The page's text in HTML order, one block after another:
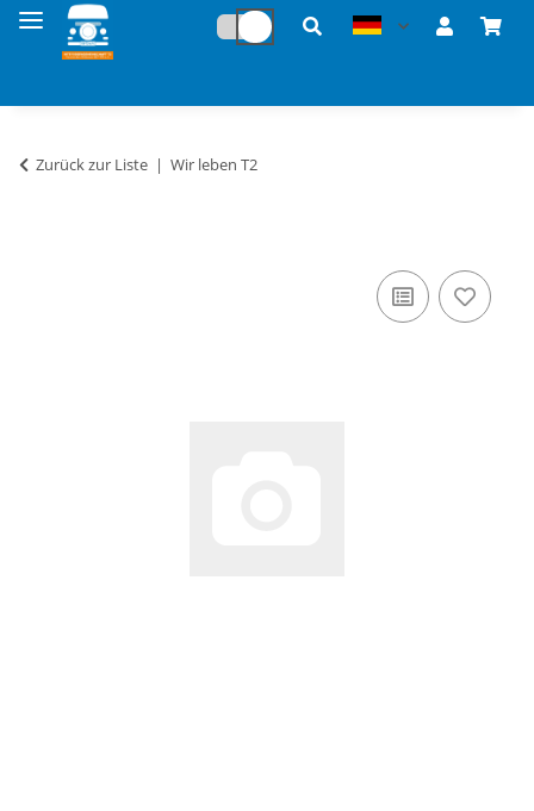
Zurück zur Liste Wir leben T2